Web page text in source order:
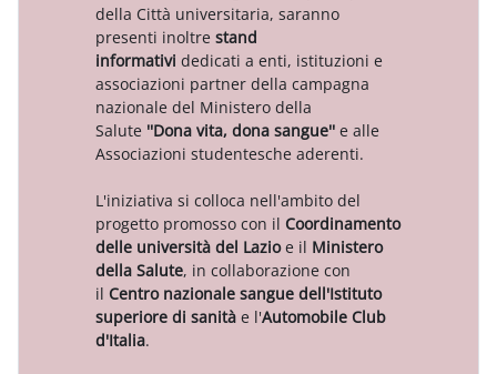
della Città universitaria, saranno
presenti inoltre stand
informativi dedicati a enti, istituzioni e
associazioni partner della campagna
nazionale del Ministero della
Salute ''Dona vita, dona sangue'' e alle
Associazioni studentesche aderenti.
L'iniziativa si colloca nell'ambito del
progetto promosso con il Coordinamento
delle università del Lazioe il Ministero
della Salute, in collaborazione con
il Centro nazionale sangue dell'Istituto
superiore di sanità e l'Automobile Club
d'Italia.